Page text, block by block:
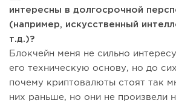
интересны в долгосрочной
(например, искусственный
т.д.)?
Блокчейн меня не сильно
его техническую основу, но до
почему криптовалюты стоят так
них раньше, но они не произвели